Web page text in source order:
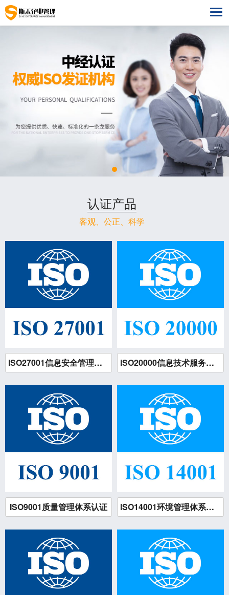
ISO9001质量管理
ISO14001环境管理
ISO45001职业健康安全
ISO13485医疗器械质量管理
ISO22000食品安全管理体系
GB/T50430建工体系
GB/T 30146业务连续性
GB/T 27922服务认证
HACCP
HSE健康安全与环境认证
认证培训
建筑行业培训
ISO管理体系类
服务认证类
其他资质认证类
18981889825
119WEB.CN 技术提供者
认证产品
客观、公正、科学
ISO27001信息安全管理体系认证 ISO20000信息技术服务管理体系认证
ISO9001质量管理体系认证 ISO14001环境管理体系认证